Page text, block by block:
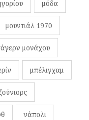
μόδα
μουντιάλ 1970
μονάχου
μπέλιγχαμ
νάπολι